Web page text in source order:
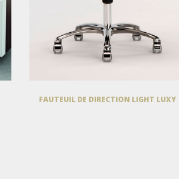
FAUTEUIL DE DIRECTION LIGHT LUXY